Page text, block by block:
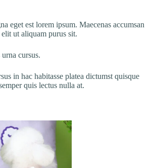
eget est lorem ipsum. Maecenas accumsan
ut aliquam purus sit.
cursus.
in hac habitasse platea dictumst quisque
quis lectus nulla at.